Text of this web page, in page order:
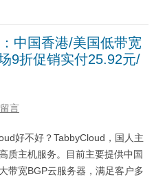
中国香港/美国低带宽
9折促销实付25.92元/
言
好不好？TabbyCloud，国人主
质主机服务。目前主要提供中国
带宽BGP云服务器，满足客户多